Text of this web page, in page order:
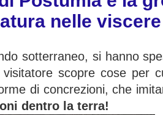
nelle
sotterraneo, si hanno
scopre cose per
di concrezioni, che
dentro la terra!